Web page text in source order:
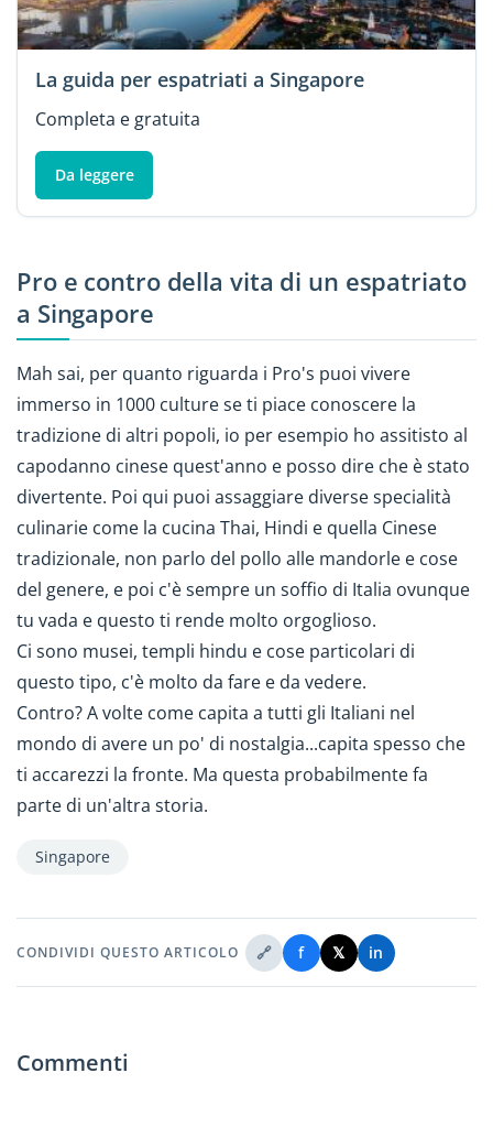
La guida per espatriati a Singapore
Completa e gratuita
Da leggere
Pro e contro della vita di un espatriato
a Singapore
Mah sai, per quanto riguarda i Pro's puoi vivere
immerso in 1000 culture se ti piace conoscere la
tradizione di altri popoli, io per esempio ho assitisto al
capodanno cinese quest'anno e posso dire che è stato
divertente. Poi qui puoi assaggiare diverse specialità
culinarie come la cucina Thai, Hindi e quella Cinese
tradizionale, non parlo del pollo alle mandorle e cose
del genere, e poi c'è sempre un soffio di Italia ovunque
tu vada e questo ti rende molto orgoglioso.
Ci sono musei, templi hindu e cose particolari di
questo tipo, c'è molto da fare e da vedere.
Contro? A volte come capita a tutti gli Italiani nel
mondo di avere un po' di nostalgia...capita spesso che
ti accarezzi la fronte. Ma questa probabilmente fa
parte di un'altra storia.
Singapore
CONDIVIDI QUESTO ARTICOLO 🔗 f 𝕏 in
Commenti